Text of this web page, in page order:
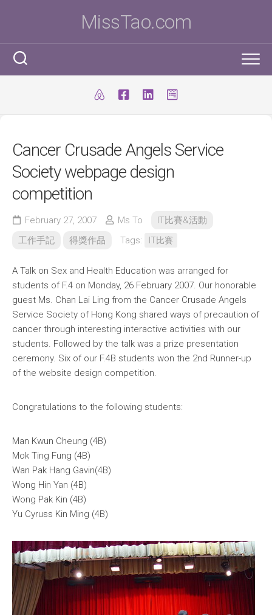
MissTao.com
跨學科STEM活動
科學研究科
I.T. Team
環保黏土膠
天然敷貼
澱粉之可塑性
CryptoDefender
廿一世紀校園網絡
全國青少年科技創新大賽 (CASTIC)
香港青少年科技創新大賽
香港學生科學比賽
ICT Poster
ICT 補充
柔道部
柔道手帳
練習時間表
注意事項
我是Ms To
我的文章
Cancer Crusade Angels Service
Society webpage design
competition
February 27, 2007 Ms To
IT比賽&活動
工作手記
得獎作品 Tags: IT比賽
A Talk on Sex and Health Education was arranged for
students of F.4 on Monday, 26 February 2007. Our honorable
guest Ms. Chan Lai Ling from the Cancer Crusade Angels
Service Society of Hong Kong shared ways of precaution of
cancer through interesting interactive activities with our
students. Followed by the talk was a prize presentation
ceremony. Six of our F.4B students won the 2nd Runner-up
of the website design competition.
Congratulations to the following students:
Man Kwun Cheung (4B)
Mok Ting Fung (4B)
Wan Pak Hang Gavin(4B)
Wong Hin Yan (4B)
Wong Pak Kin (4B)
Yu Cyruss Kin Ming (4B)